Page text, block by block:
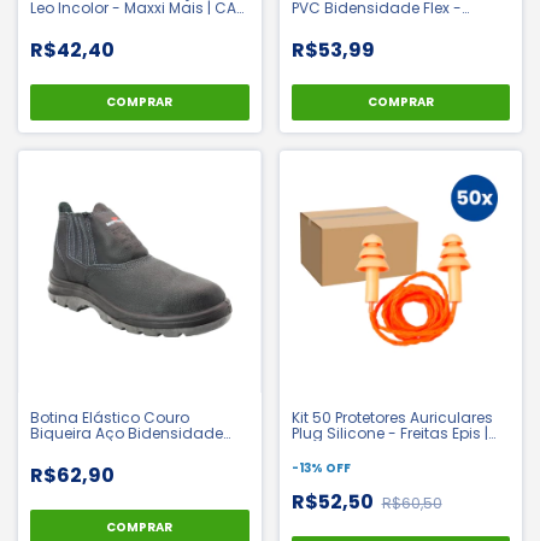
Leo Incolor - Maxxi Mais | CA
R$42,40
PVC Bidensidade Flex -
R$53,99
COMPRAR
Botina Elástico Couro
Biqueira Aço Bidensidade
R$62,90
COMPRAR
Kit 50 Protetores Auriculares
Plug Silicone - Freitas Epis |
-13% OFF
R$52,50 R$60,50